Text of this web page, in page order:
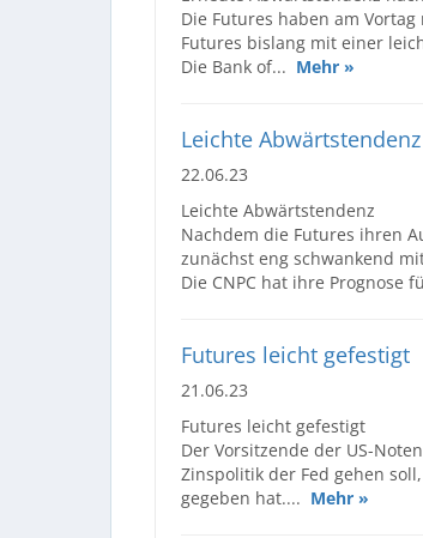
Die Futures haben am
Futures bislang mit einer
Die Bank of... Mehr »
Leichte Abwärtstendenz
22.06.23
Leichte Abwärtstendenz
Nachdem die Futures ihren
zunächst eng schwankend
Die CNPC hat ihre Prognose
Futures leicht gefestigt
21.06.23
Futures leicht gefestigt
Der Vorsitzende der US-
Zinspolitik der Fed gehen
gegeben hat.... Mehr »